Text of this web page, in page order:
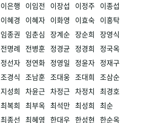
이은행 이임전 이장섭 이정주 이종섭
이혜경 이혜자 이화영 이효숙 이흥탁
임종권 임춘심 장계순 장순희 장영식
전명례 전병훈 정경균 정경희
정국옥
정선자 정연화 정영일 정윤자 정재구
조경식 조남훈 조대웅 조대희 조삼순
지성희 차윤근 차정근 차정치 최경호
최복희 최부옥 최석만 최성희 최순
최종선 최혜영 한대우 한성현 한순옥